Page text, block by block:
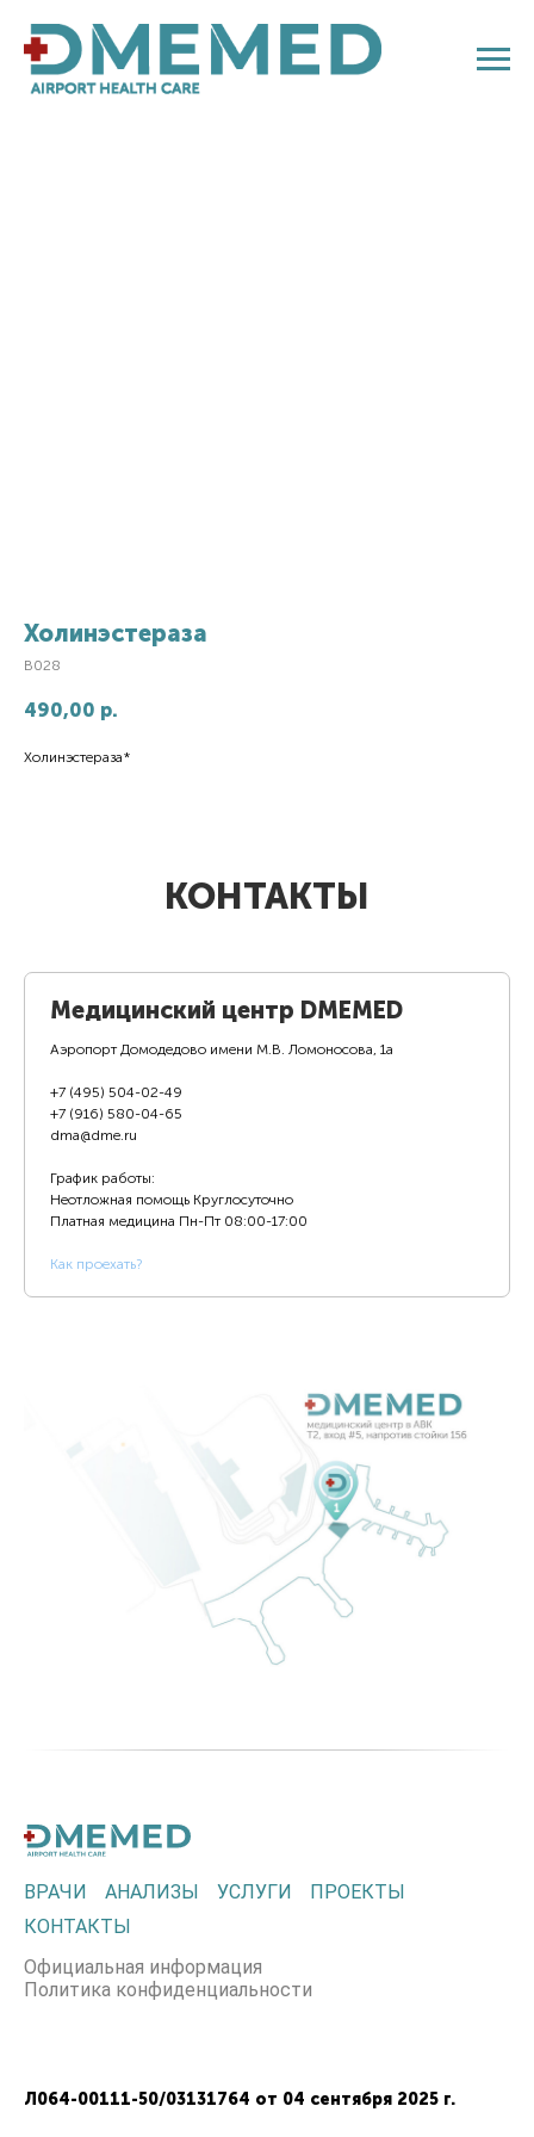
Холинэстераза
B028
490,00 р.
Холинэстераза*
КОНТАКТЫ
Медицинский центр DMEMED
Аэропорт Домодедово имени М.В. Ломоносова, 1а
+7 (495) 504-02-49
+7 (916) 580-04-65
dma@dme.ru
График работы:
Неотложная помощь Круглосуточно
Платная медицина Пн-Пт 08:00-17:00
Как проехать?
ВРАЧИ АНАЛИЗЫ УСЛУГИ
ПРОЕКТЫ
КОНТАКТЫ
Официальная информация
Политика конфиденциальности
Л064-00111-50/03131764 от 04 сентября 2025 г.